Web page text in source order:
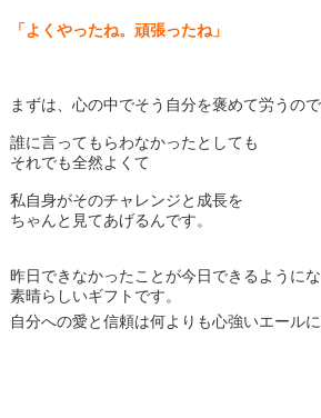
「よくやったね。頑張ったね」
まずは、心の中でそう自分を褒めて労うので
誰に言ってもらわなかったとしても
それでも全然よくて
私自身がそのチャレンジと成長を
ちゃんと見てあげるんです。
昨日できなかったことが今日できるように
素晴らしいギフトです。
自分への愛と信頼は何よりも心強いエールに